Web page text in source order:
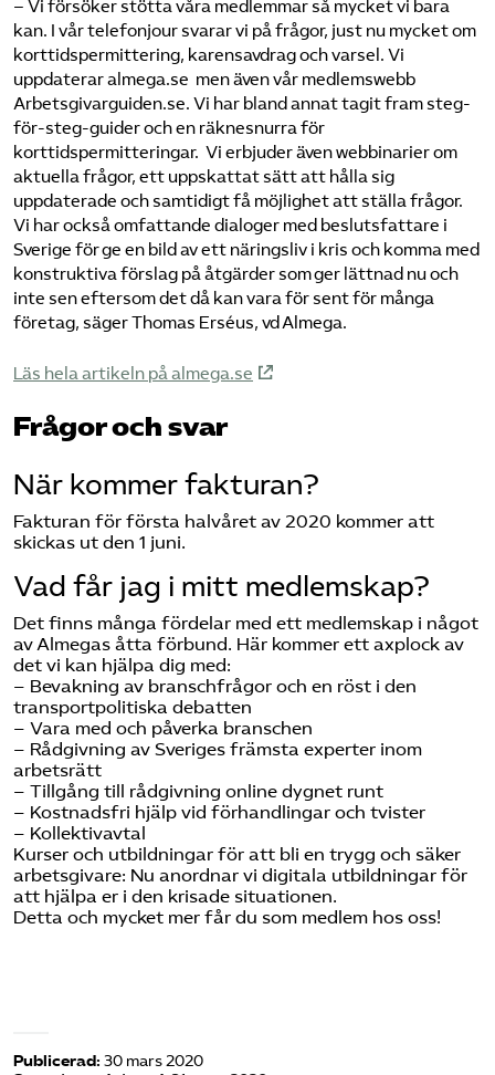
– Vi försöker stötta våra medlemmar så mycket vi bara
kan. I vår telefonjour svarar vi på frågor, just nu mycket om
korttidspermittering, karensavdrag och varsel. Vi
uppdaterar almega.se men även vår medlemswebb
Arbetsgivarguiden.se. Vi har bland annat tagit fram steg-
för-steg-guider och en räknesnurra för
korttidspermitteringar. Vi erbjuder även webbinarier om
aktuella frågor, ett uppskattat sätt att hålla sig
uppdaterade och samtidigt få möjlighet att ställa frågor.
Vi har också omfattande dialoger med beslutsfattare i
Sverige för ge en bild av ett näringsliv i kris och komma med
konstruktiva förslag på åtgärder som ger lättnad nu och
inte sen eftersom det då kan vara för sent för många
företag, säger Thomas Erséus, vd Almega.
Läs hela artikeln på almega.se
Frågor och svar
När kommer fakturan?
Fakturan för första halvåret av 2020 kommer att
skickas ut den 1 juni.
Vad får jag i mitt medlemskap?
Det finns många fördelar med ett medlemskap i något
av Almegas åtta förbund. Här kommer ett axplock av
det vi kan hjälpa dig med:
– Bevakning av branschfrågor och en röst i den
transportpolitiska debatten
– Vara med och påverka branschen
– Rådgivning av Sveriges främsta experter inom
arbetsrätt
– Tillgång till rådgivning online dygnet runt
– Kostnadsfri hjälp vid förhandlingar och tvister
– Kollektivavtal
Kurser och utbildningar för att bli en trygg och säker
arbetsgivare: Nu anordnar vi digitala utbildningar för
att hjälpa er i den krisade situationen.
Detta och mycket mer får du som medlem hos oss!
Publicerad: 30 mars 2020